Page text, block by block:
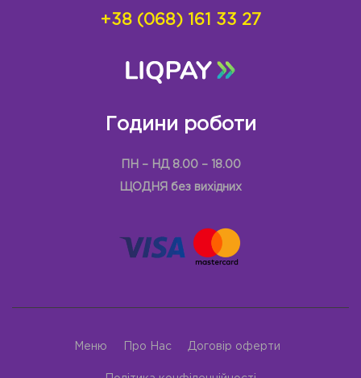
+38 (068) 161 33 27
Години роботи
ПН – НД 8.00 – 18.00
ЩОДНЯ без вихідних
Меню Про Нас Договір оферти